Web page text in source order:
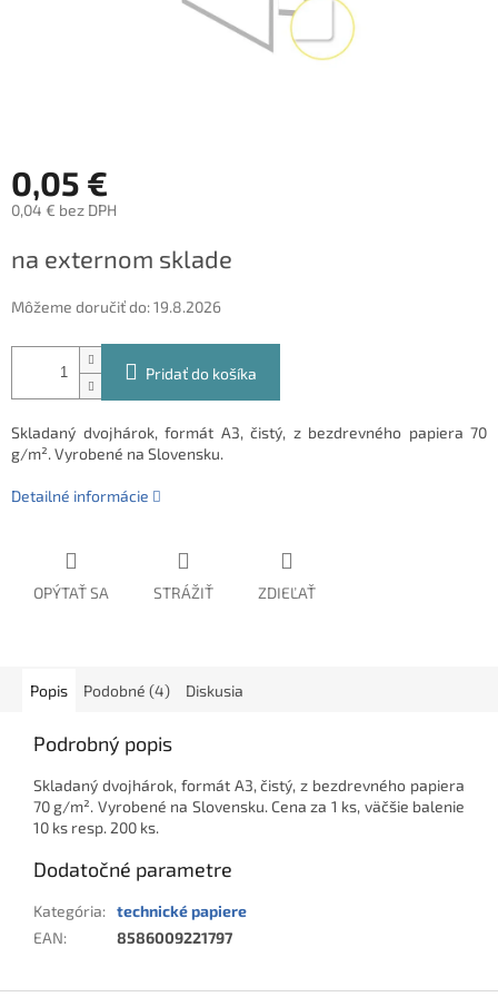
0,05 €
0,04 € bez DPH
cena:
na externom sklade
Môžeme doručiť do:19.8.2026
Pridať do košíka
Skladaný dvojhárok, formát A3, čistý, z bezdrevného papiera 70
g/m². Vyrobené na Slovensku.
Detailné informácie
OPÝTAŤ SA STRÁŽIŤ ZDIEĽAŤ
Popis Podobné (4) Diskusia
Podrobný popis
Skladaný dvojhárok, formát A3, čistý, z bezdrevného papiera
70 g/m². Vyrobené na Slovensku. Cena za 1 ks, väčšie balenie
10 ks resp. 200 ks.
Dodatočné parametre
Kategória: technické papiere
EAN: 8586009221797